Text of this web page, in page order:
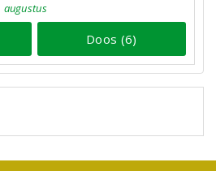
augustus
Doos (6)